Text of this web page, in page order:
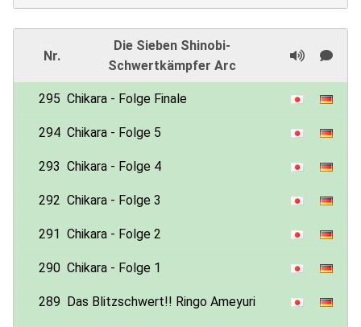
Nr.
Die Sieben Shinobi-
Schwertkämpfer Arc
295 Chikara - Folge Finale
294 Chikara - Folge 5
293 Chikara - Folge 4
292 Chikara - Folge 3
291 Chikara - Folge 2
290 Chikara - Folge 1
289 Das Blitzschwert!! Ringo Ameyuri